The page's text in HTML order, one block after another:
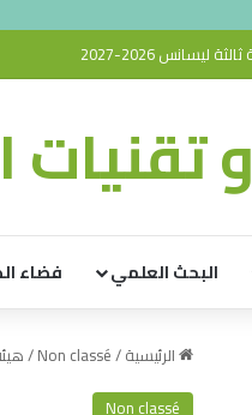
ليسانس 2026-2027
البحث العلمي فضاء
الرئيسية/
Non classé
/
Non classé